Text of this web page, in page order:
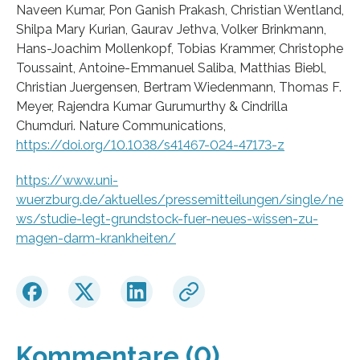
Naveen Kumar, Pon Ganish Prakash, Christian Wentland,
Shilpa Mary Kurian, Gaurav Jethva, Volker Brinkmann,
Hans-Joachim Mollenkopf, Tobias Krammer, Christophe
Toussaint, Antoine-Emmanuel Saliba, Matthias Biebl,
Christian Juergensen, Bertram Wiedenmann, Thomas F.
Meyer, Rajendra Kumar Gurumurthy & Cindrilla
Chumduri. Nature Communications,
https://doi.org/10.1038/s41467-024-47173-z
https://www.uni-
wuerzburg.de/aktuelles/pressemitteilungen/single/ne
ws/studie-legt-grundstock-fuer-neues-wissen-zu-
magen-darm-krankheiten/